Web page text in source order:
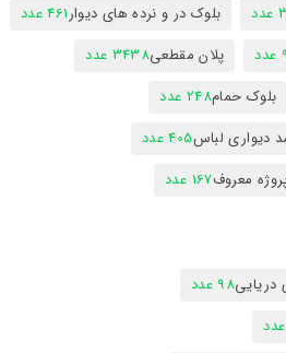
بلوک در و نرده های دیوار461 عدد
پلان مقطعی3438 عدد
بلوک حمام248 عدد
دیواری لباس405 عدد
معروف167 عدد
98 عدد